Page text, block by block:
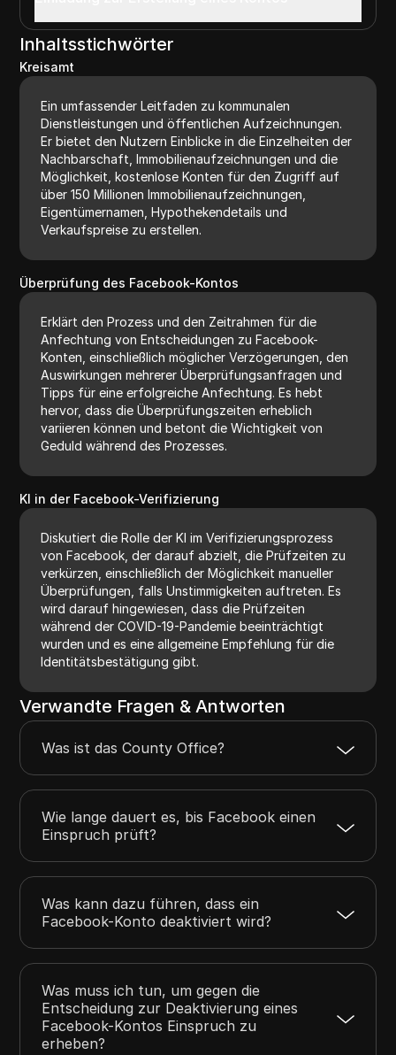
Inhaltsstichwörter
Kreisamt
Ein umfassender Leitfaden zu kommunalen
Dienstleistungen und öffentlichen Aufzeichnungen.
Er bietet den Nutzern Einblicke in die Einzelheiten der
Nachbarschaft, Immobilienaufzeichnungen und die
Möglichkeit, kostenlose Konten für den Zugriff auf
über 150 Millionen Immobilienaufzeichnungen,
Eigentümernamen, Hypothekendetails und
Verkaufspreise zu erstellen.
Überprüfung des Facebook-Kontos
Erklärt den Prozess und den Zeitrahmen für die
Anfechtung von Entscheidungen zu Facebook-
Konten, einschließlich möglicher Verzögerungen, den
Auswirkungen mehrerer Überprüfungsanfragen und
Tipps für eine erfolgreiche Anfechtung. Es hebt
hervor, dass die Überprüfungszeiten erheblich
variieren können und betont die Wichtigkeit von
Geduld während des Prozesses.
KI in der Facebook-Verifizierung
Diskutiert die Rolle der KI im Verifizierungsprozess
von Facebook, der darauf abzielt, die Prüfzeiten zu
verkürzen, einschließlich der Möglichkeit manueller
Überprüfungen, falls Unstimmigkeiten auftreten. Es
wird darauf hingewiesen, dass die Prüfzeiten
während der COVID-19-Pandemie beeinträchtigt
wurden und es eine allgemeine Empfehlung für die
Identitätsbestätigung gibt.
Verwandte Fragen & Antworten
Was ist das County Office?
Wie lange dauert es, bis Facebook einen
Einspruch prüft?
Was kann dazu führen, dass ein
Facebook-Konto deaktiviert wird?
Was muss ich tun, um gegen die
Entscheidung zur Deaktivierung eines
Facebook-Kontos Einspruch zu
erheben?